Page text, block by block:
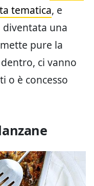
tematica, e
diventata una
pure la
ci vanno
o è concesso